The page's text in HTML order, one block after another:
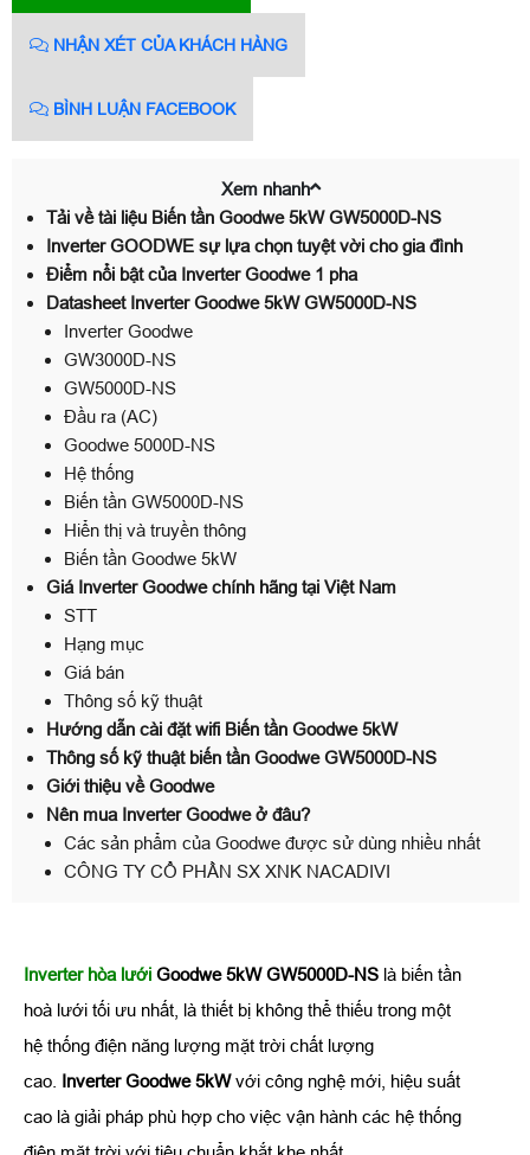
NHẬN XÉT CỦA KHÁCH HÀNG
BÌNH LUẬN FACEBOOK
Xem nhanh
Tải về tài liệu Biến tần Goodwe 5kW GW5000D-NS
Inverter GOODWE sự lựa chọn tuyệt vời cho gia đình
Điểm nổi bật của Inverter Goodwe 1 pha
Datasheet Inverter Goodwe 5kW GW5000D-NS
Inverter Goodwe
GW3000D-NS
GW5000D-NS
Đầu ra (AC)
Goodwe 5000D-NS
Hệ thống
Biến tần GW5000D-NS
Hiển thị và truyền thông
Biến tần Goodwe 5kW
Giá Inverter Goodwe chính hãng tại Việt Nam
STT
Hạng mục
Giá bán
Thông số kỹ thuật
Hướng dẫn cài đặt wifi Biến tần Goodwe 5kW
Thông số kỹ thuật biến tần Goodwe GW5000D-NS
Giới thiệu về Goodwe
Nên mua Inverter Goodwe ở đâu?
Các sản phẩm của Goodwe được sử dùng nhiều nhất
CÔNG TY CỔ PHẦN SX XNK NACADIVI
Inverter hòa lưới Goodwe 5kW GW5000D-NS là biến tần
hoà lưới tối ưu nhất, là thiết bị không thể thiếu trong một
hệ thống điện năng lượng mặt trời chất lượng
cao. Inverter Goodwe 5kWvới công nghệ mới, hiệu suất
cao là giải pháp phù hợp cho việc vận hành các hệ thống